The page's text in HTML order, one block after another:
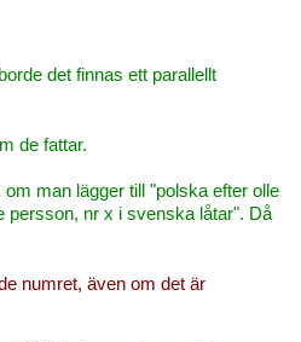
det finnas ett parallellt
de fattar.
man lägger till "polska efter olle
persson, nr x i svenska låtar". Då
numret, även om det är